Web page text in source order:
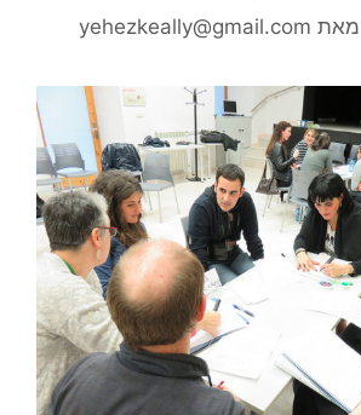
מאת yehezkeally@gmail.com